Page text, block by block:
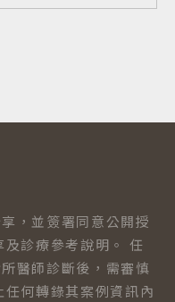
，並簽署同意公開授
診療參考說明。 任
醫師診斷後，需審慎
何轉錄其案例資訊內